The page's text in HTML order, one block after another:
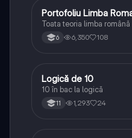
Limba și literatura română
Portofoliu Limba
Toata teoria limba română
6 6,350 108
Logică
Logică de 10
10 în bac la logică
11 1,293 24